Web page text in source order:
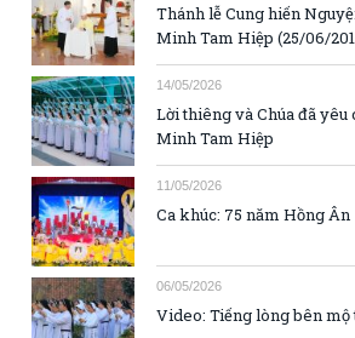
Thánh lễ Cung hiến
Minh Tam Hiệp (25/06/
14/05/2026
Lời thiêng và Chúa đã yêu
Minh Tam Hiệp
11/05/2026
Ca khúc: 75 năm Hồng Ân
06/05/2026
Video: Tiếng lòng bên mộ